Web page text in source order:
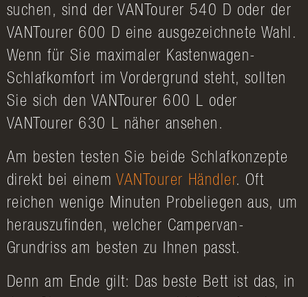
suchen, sind der VANTourer 540 D oder der
VANTourer 600 D eine ausgezeichnete Wahl.
Wenn für Sie maximaler Kastenwagen-
Schlafkomfort im Vordergrund steht, sollten
Sie sich den VANTourer 600 L oder
VANTourer 630 L näher ansehen.
Am besten testen Sie beide Schlafkonzepte
direkt bei einem VANTourer Händler. Oft
reichen wenige Minuten Probeliegen aus, um
herauszufinden, welcher Campervan-
Grundriss am besten zu Ihnen passt.
Denn am Ende gilt: Das beste Bett ist das, in